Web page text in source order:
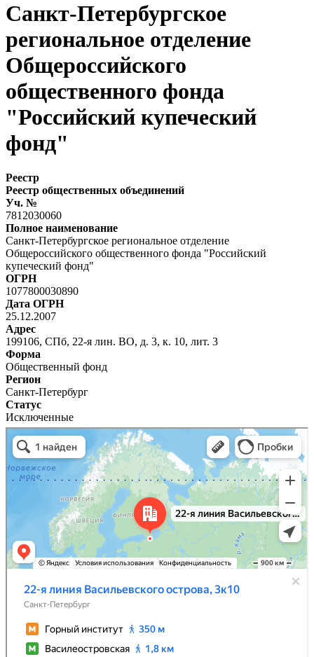
Санкт-Петербургское
региональное отделение
Общероссийского
общественного фонда
"Российский купеческий
фонд"
Реестр
Реестр общественных объединений
Уч. №
7812030060
Полное наименование
Санкт-Петербургское региональное отделение
Общероссийского общественного фонда "Российский
купеческий фонд"
ОГРН
1077800030890
Дата ОГРН
25.12.2007
Адрес
199106, СПб, 22-я лин. ВО, д. 3, к. 10, лит. 3
Форма
Общественный фонд
Регион
Санкт-Петербург
Статус
Исключенные